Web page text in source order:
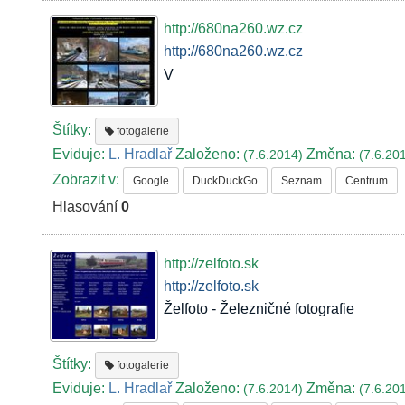
http://680na260.wz.cz
http://680na260.wz.cz
V
Štítky: fotogalerie
Eviduje: L. Hradlař Založeno:(7.6.2014)Změna:
Zobrazit v: Google DuckDuckGo Seznam Centrum
Hlasování0
http://zelfoto.sk
http://zelfoto.sk
Želfoto - Železničné fotografie
Štítky: fotogalerie
Eviduje: L. Hradlař Založeno:(7.6.2014)Změna: